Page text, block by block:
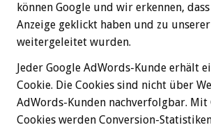
können Google und wir erkennen,
Anzeige geklickt haben und zu
weitergeleitet wurden.
Jeder Google AdWords-Kunde erhält
Cookie. Die Cookies sind nicht über
AdWords-Kunden nachverfolgbar. Mit
Cookies werden Conversion-